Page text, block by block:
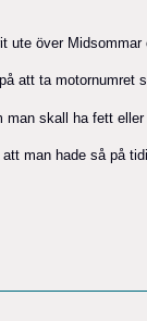
ute över
att ta motornumret
man skall ha fett
att man hade så på